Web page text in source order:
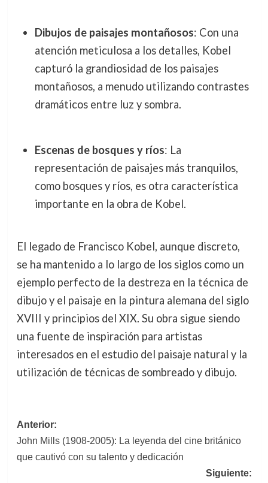
Dibujos de paisajes montañosos: Con una
atención meticulosa a los detalles, Kobel
capturó la grandiosidad de los paisajes
montañosos, a menudo utilizando contrastes
dramáticos entre luz y sombra.
Escenas de bosques y ríos: La
representación de paisajes más tranquilos,
como bosques y ríos, es otra característica
importante en la obra de Kobel.
El legado de Francisco Kobel, aunque discreto,
se ha mantenido a lo largo de los siglos como un
ejemplo perfecto de la destreza en la técnica de
dibujo y el paisaje en la pintura alemana del siglo
XVIII y principios del XIX. Su obra sigue siendo
una fuente de inspiración para artistas
interesados en el estudio del paisaje natural y la
utilización de técnicas de sombreado y dibujo.
Navegación
de
entradas
Anterior:
John Mills (1908-2005): La leyenda del cine británico
que cautivó con su talento y dedicación
Siguiente: